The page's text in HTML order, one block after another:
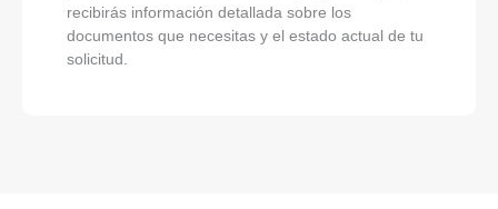
recibirás información detallada sobre los
documentos que necesitas y el estado actual de tu
solicitud.